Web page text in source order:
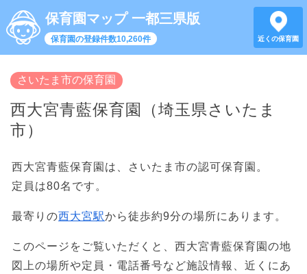
保育園マップ 一都三県版
保育園の登録件数10,260件 近くの保育園
さいたま市の保育園
西大宮青藍保育園（埼玉県さいたま
市）
西大宮青藍保育園は、さいたま市の認可保育園。
定員は80名です。
最寄りの西大宮駅から徒歩約9分の場所にあります。
このページをご覧いただくと、西大宮青藍保育園の地
図上の場所や定員・電話番号など施設情報、近くにあ